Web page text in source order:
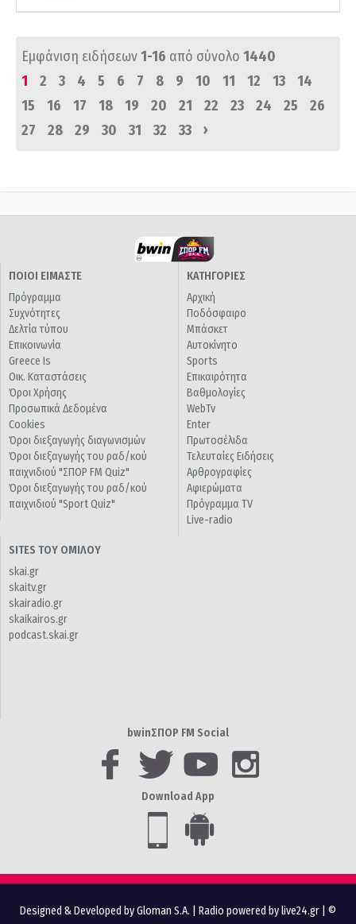
Εμφάνιση ειδήσεων1-16 από σύνολο 1440
1
2 3 4 5 6 7 8 9 10 11 12 13
14
15
16 17 18 19 20 21 22 23 24 25
26
27
28 29 30 31 32 33 ›
ΠΟΙΟΙ ΕΙΜΑΣΤΕ
Πρόγραμμα
Συχνότητες
Δελτία τύπου
Επικοινωνία
Greece Is
Οικ. Καταστάσεις
Όροι Χρήσης
Προσωπικά Δεδομένα
Cookies
Όροι διεξαγωγής διαγωνισμών
Όροι διεξαγωγής του ραδ/κού
παιχνιδιού "ΣΠΟΡ FM Quiz"
Όροι διεξαγωγής του ραδ/κού
παιχνιδιού "Sport Quiz"
ΚΑΤΗΓΟΡΙΕΣ
Αρχική
Ποδόσφαιρο
Μπάσκετ
Αυτοκίνητο
Sports
Επικαιρότητα
Βαθμολογίες
WebTv
Enter
Πρωτοσέλιδα
Τελευταίες Ειδήσεις
Αρθρογραφίες
Αφιερώματα
Πρόγραμμα TV
Live-radio
SITES ΤΟΥ ΟΜΙΛΟΥ
skai.gr
skaitv.gr
skairadio.gr
skaikairos.gr
podcast.skai.gr
bwinΣΠΟΡ FM Social
Download App
Designed & Developed by Gloman S.A. Radio powered by live24.gr | ©